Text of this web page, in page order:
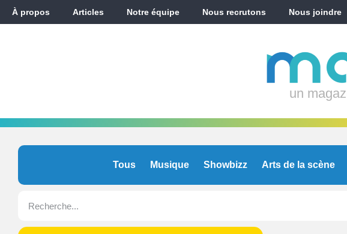
À propos Articles Notre équipe Nous recrutons Nous joindre
un
Tous Musique Showbizz Arts de la scène